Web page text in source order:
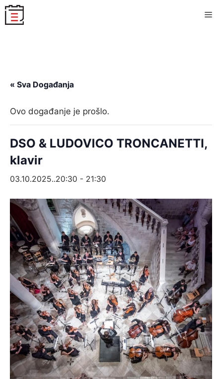
Skip
to
« Sva Događanja
Ovo događanje je prošlo.
DSO & LUDOVICO TRONCANETTI,
klavir
03.10.2025..20:30 - 21:30